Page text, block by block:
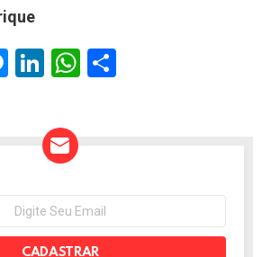
M
er
Li
ke
dI
W
p
p